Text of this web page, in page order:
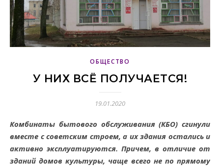
ОБЩЕСТВО
У НИХ ВСЁ ПОЛУЧАЕТСЯ!
19.01.2020
Комбинаты бытового обслуживания (КБО) сгинули
вместе с советским строем, а их здания остались и
активно эксплуатируются. Причем, в отличие от
зданий домов культуры, чаще всего не по прямому